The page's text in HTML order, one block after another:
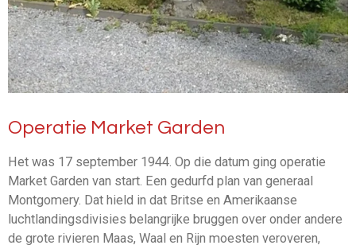
Operatie Market Garden
Het was 17 september 1944. Op die datum ging operatie
Market Garden van start. Een gedurfd plan van generaal
Montgomery. Dat hield in dat Britse en Amerikaanse
luchtlandingsdivisies belangrijke bruggen over onder andere
de grote rivieren Maas, Waal en Rijn moesten veroveren,